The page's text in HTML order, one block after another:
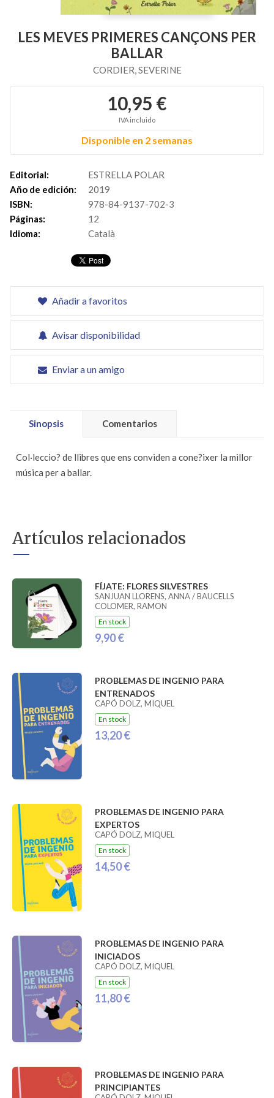
LES MEVES PRIMERES CANÇONS PER
BALLAR
CORDIER, SEVERINE
10,95 €
IVA incluido
Disponible en 2 semanas
Editorial:
ESTRELLA POLAR
Año de edición:
2019
ISBN:
978-84-9137-702-3
Páginas:
12
Idioma:
Català
Añadir a favoritos
Avisar disponibilidad
Enviar a un amigo
Sinopsis Comentarios
Col·leccio? de llibres que ens conviden a cone?ixer la millor
música per a ballar.
Artículos relacionados
FÍJATE: FLORES SILVESTRES
SANJUAN LLORENS, ANNA / BAUCELLS
COLOMER, RAMON
En stock
9,90 €
PROBLEMAS DE INGENIO PARA
ENTRENADOS
CAPÓ DOLZ, MIQUEL
En stock
13,20 €
PROBLEMAS DE INGENIO PARA
EXPERTOS
CAPÓ DOLZ, MIQUEL
En stock
14,50 €
PROBLEMAS DE INGENIO PARA
INICIADOS
CAPÓ DOLZ, MIQUEL
En stock
11,80 €
PROBLEMAS DE INGENIO PARA
PRINCIPIANTES